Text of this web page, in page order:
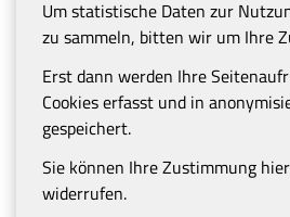
Um statistische Daten zur
zu sammeln, bitten wir um Ihre
Erst dann werden Ihre
Cookies erfasst und in
gespeichert.
Sie können Ihre Zustimmung
widerrufen.